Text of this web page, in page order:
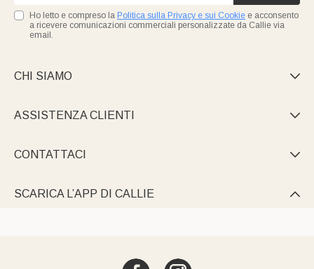
Ho letto e compreso la Politica sulla Privacy e sui Cookie e acconsento
a ricevere comunicazioni commerciali personalizzate da Callie via
email.
CHI SIAMO 
ASSISTENZA CLIENTI 
CONTATTACI 
SCARICA L’APP DI CALLIE 